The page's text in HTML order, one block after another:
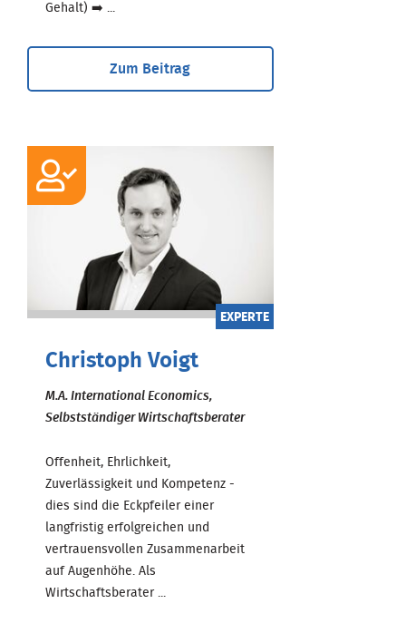
Gehalt) ➡️ ...
Zum Beitrag
EXPERTE
Christoph Voigt
M.A. International Economics,
Selbstständiger Wirtschaftsberater
Offenheit, Ehrlichkeit,
Zuverlässigkeit und Kompetenz -
dies sind die Eckpfeiler einer
langfristig erfolgreichen und
vertrauensvollen Zusammenarbeit
auf Augenhöhe. Als
Wirtschaftsberater ...